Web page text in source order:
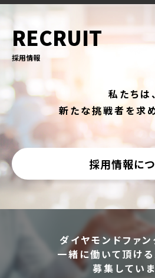
RECRUIT
採用情報
私たちは、
新たな挑戦者を求め
採用情報に
ダイヤモンドファ
一緒に働いて頂け
募集していま